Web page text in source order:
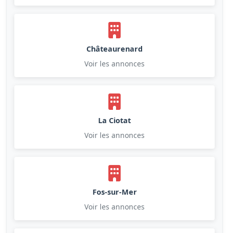
Châteaurenard
Voir les annonces
La Ciotat
Voir les annonces
Fos-sur-Mer
Voir les annonces